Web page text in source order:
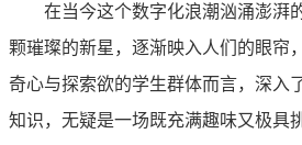
在当今这个数字化浪潮汹涌澎湃
颗璀璨的新星，逐渐映入人们的眼帘
奇心与探索欲的学生群体而言，深入
知识，无疑是一场既充满趣味又极具